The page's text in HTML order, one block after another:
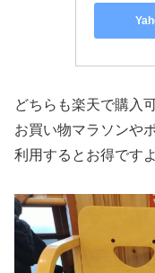
どちらも楽天で購入
お買い物マラソンや
利用するとお得ですよ